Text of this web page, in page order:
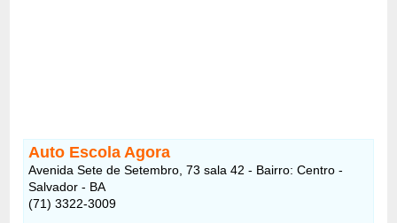
Auto Escola Agora
Avenida Sete de Setembro, 73 sala 42 - Bairro: Centro -
Salvador - BA
(71) 3322-3009